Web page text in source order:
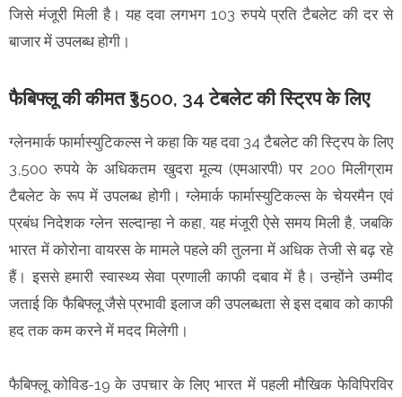
जिसे मंजूरी मिली है। यह दवा लगभग 103 रुपये प्रति टैबलेट की दर से
बाजार में उपलब्ध होगी।
फैबिफ्लू की कीमत ₹3500, 34 टेबलेट की स्ट्रिप के लिए
ग्लेनमार्क फार्मास्युटिकल्स ने कहा कि यह दवा 34 टैबलेट की स्ट्रिप के लिए
3,500 रुपये के अधिकतम खुदरा मूल्य (एमआरपी) पर 200 मिलीग्राम
टैबलेट के रूप में उपलब्ध होगी। ग्लेमार्क फार्मास्युटिकल्स के चेयरमैन एवं
प्रबंध निदेशक ग्लेन सल्दान्हा ने कहा, यह मंजूरी ऐसे समय मिली है, जबकि
भारत में कोरोना वायरस के मामले पहले की तुलना में अधिक तेजी से बढ़ रहे
हैं। इससे हमारी स्वास्थ्य सेवा प्रणाली काफी दबाव में है। उन्होंने उम्मीद
जताई कि फैबिफ्लू जैसे प्रभावी इलाज की उपलब्धता से इस दबाव को काफी
हद तक कम करने में मदद मिलेगी।
फैबिफ्लू कोविड-19 के उपचार के लिए भारत में पहली मौखिक फेविपिरविर